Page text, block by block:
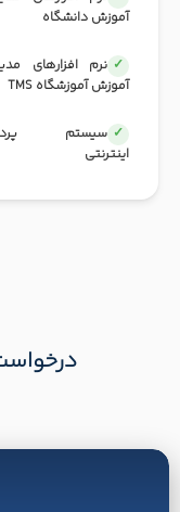
آموزش دانشگاه
نرم افزارهای
آموزش آموزشگاه TMS
سیستم
اینترنتی